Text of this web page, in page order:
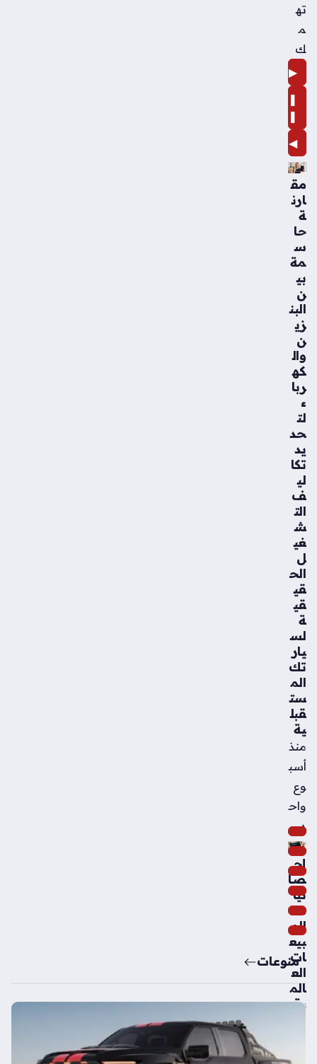
ته
م
ك
▶
❚
❚
◀
مق
ارن
ة
حا
س
مة
بي
ن
البن
زي
ن
وال
كه
ربا
ء
لت
حد
يد
تكا
لي
ف
الت
ش
غي
ل
الح
قي
قي
ة
لس
يار
تك
الم
ست
قبل
ية
منذ
أسب
وع
واح
د
إح
صا
ئيا
ت
الم
بيع
ات
الع
الم
ية
منوعات